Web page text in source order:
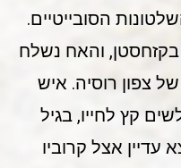
הסובייטיים.
והאח נשלח
צפון רוסיה. איש
קץ לחייו, בגיל
עדיין אצל קרוביו